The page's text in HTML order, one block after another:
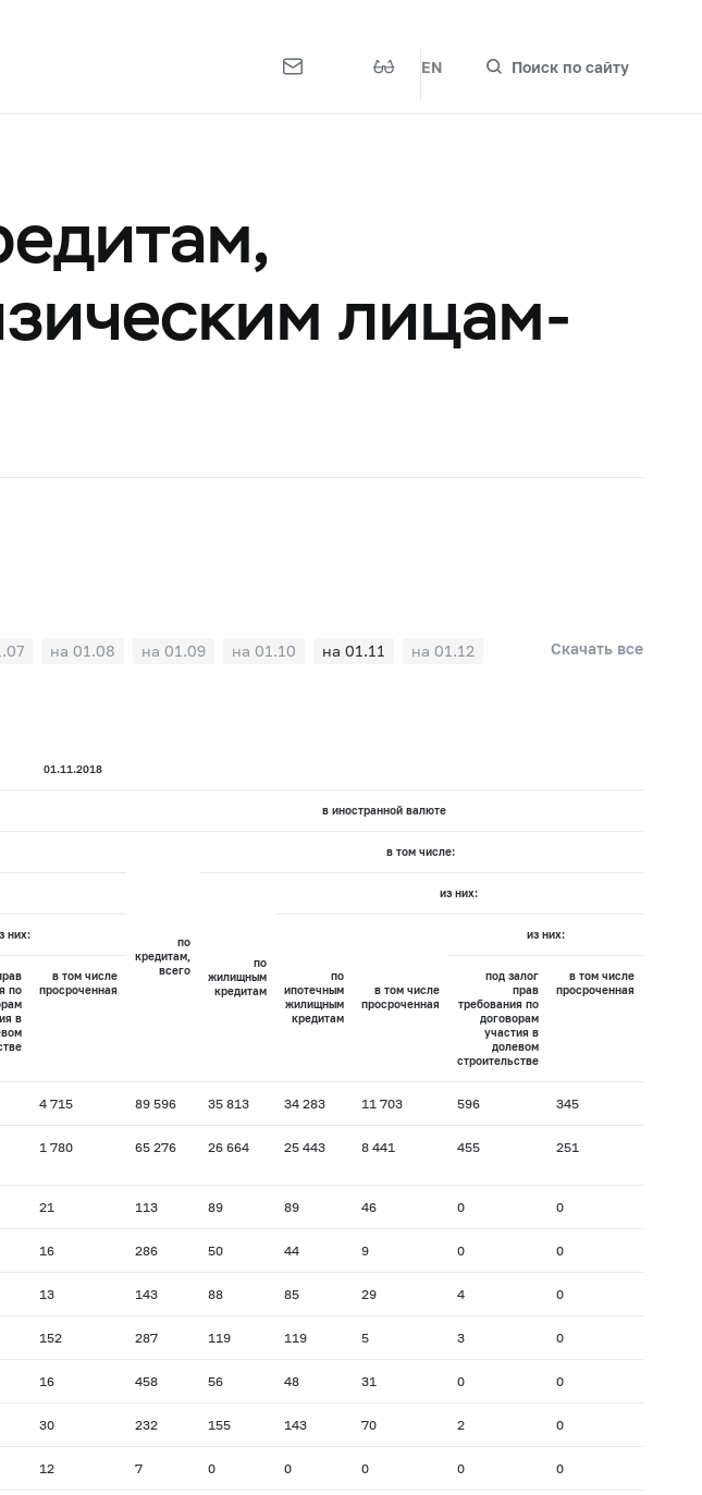
EN Поиск по сайту
лицам-
на 01.08 на 01.09 на 01.10 на 01.11 на 01.12 Скачать все
01.11.2018
в иностранной валюте
по
кредитам,
всего
в том числе:
по
жилищным
кредитам
из них:
них:
по
ипотечным
жилищным
кредитам
в том числе
просроченная
из них:
по
в
в том числе
просроченная
под залог
прав
требования по
договорам
участия в
долевом
строительстве
в том числе
просроченная
4 715 89 596 35 813 34 283 11 703 596 345
1 780 65 276 26 664 25 443 8 441 455 251
21 113 89 89 46 0 0
16 286 50 44 9 0 0
13 143 88 85 29 4 0
152 287 119 119 5 3 0
16 458 56 48 31 0 0
30 232 155 143 70 2 0
12 7 0 0 0 0 0